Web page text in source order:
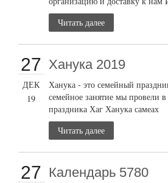
Читать далее
27
ДЕК
19
Ханука 2019
Ханука - это семейный
семейное занятие мы провели
праздника Хаг Ханука самеах
Читать далее
27 Календарь 5780